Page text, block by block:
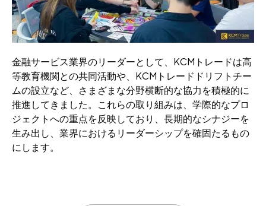
金融サービス業界のリーダーとして、KCMトレードは高
等教育機関との共同活動や、KCMトレードドリフトチー
ムの設立など、さまざまな分野横断的な協力を積極的に
推進してきました。これらの取り組みは、学際的なプロ
ジェクトへの重点を反映しており、長期的なシナジーを
生み出し、業界におけるリーダーシップを確固たるもの
にします。